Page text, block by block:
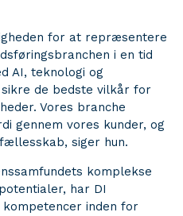
for at repræsentere
i en tid
AI, teknologi og
de bedste vilkår for
Vores branche
gennem vores kunder, og
siger hun.
komplekse
har DI
kompetencer inden for